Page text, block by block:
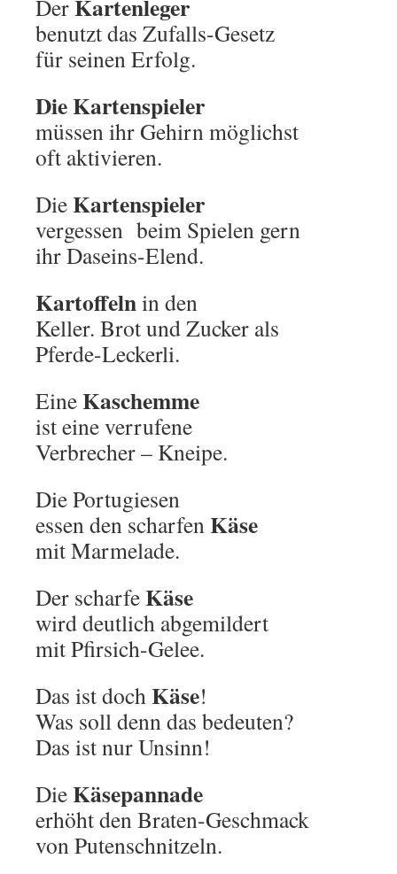
DerKartenleger
benutzt das Zufalls-Gesetz
für seinen Erfolg.
Die Kartenspieler
müssen ihr Gehirn möglichst
oft aktivieren.
DieKartenspieler
vergessen beim Spielen gern
ihr Daseins-Elend.
Kartoffelnin den
Keller. Brot und Zucker als
Pferde-Leckerli.
EineKaschemme
ist eine verrufene
Verbrecher – Kneipe.
Die Portugiesen
essen den scharfenKäse
mit Marmelade.
Der scharfeKäse
wird deutlich abgemildert
mit Pfirsich-Gelee.
Das ist dochKäse!
Was soll denn das bedeuten?
Das ist nur Unsinn!
DieKäsepannade
erhöht den Braten-Geschmack
von Putenschnitzeln.